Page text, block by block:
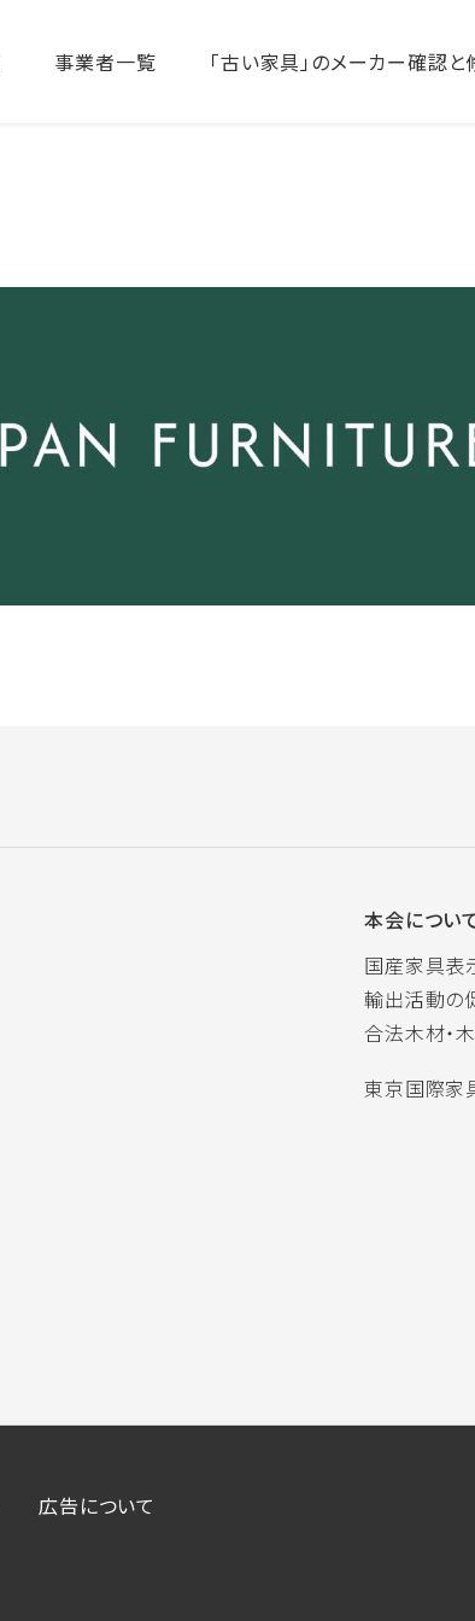
事業者一覧 「古い家具」のメーカー確認と
本会につい
国産家具表
輸出活動の
合法木材・
東京国際家
広告について